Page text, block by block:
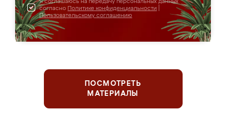
Я соглашаюсь на передачу персональных данных
согласно Политике конфиденциальности
Пользовательскому соглашению
ПОСМОТРЕТЬ
МАТЕРИАЛЫ